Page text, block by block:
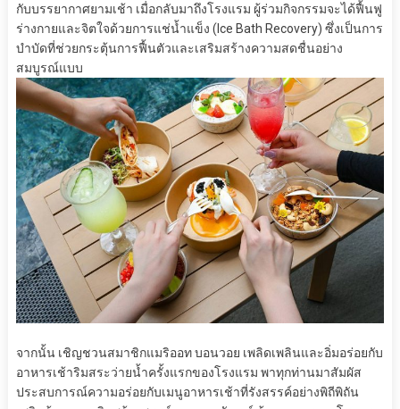
กับบรรยากาศยามเช้า เมื่อกลับมาถึงโรงแรม ผู้ร่วมกิจกรรมจะได้ฟื้นฟู
ร่างกายและจิตใจด้วยการแช่น้ำแข็ง (Ice Bath Recovery) ซึ่งเป็นการ
บำบัดที่ช่วยกระตุ้นการฟื้นตัวและเสริมสร้างความสดชื่นอย่าง
สมบูรณ์แบบ
จากนั้น เชิญชวนสมาชิกแมริออท บอนวอย เพลิดเพลินและอิ่มอร่อยกับ
อาหารเช้าริมสระว่ายน้ำครั้งแรกของโรงแรม พาทุกท่านมาสัมผัส
ประสบการณ์ความอร่อยกับเมนูอาหารเช้าที่รังสรรค์อย่างพิถีพิถัน